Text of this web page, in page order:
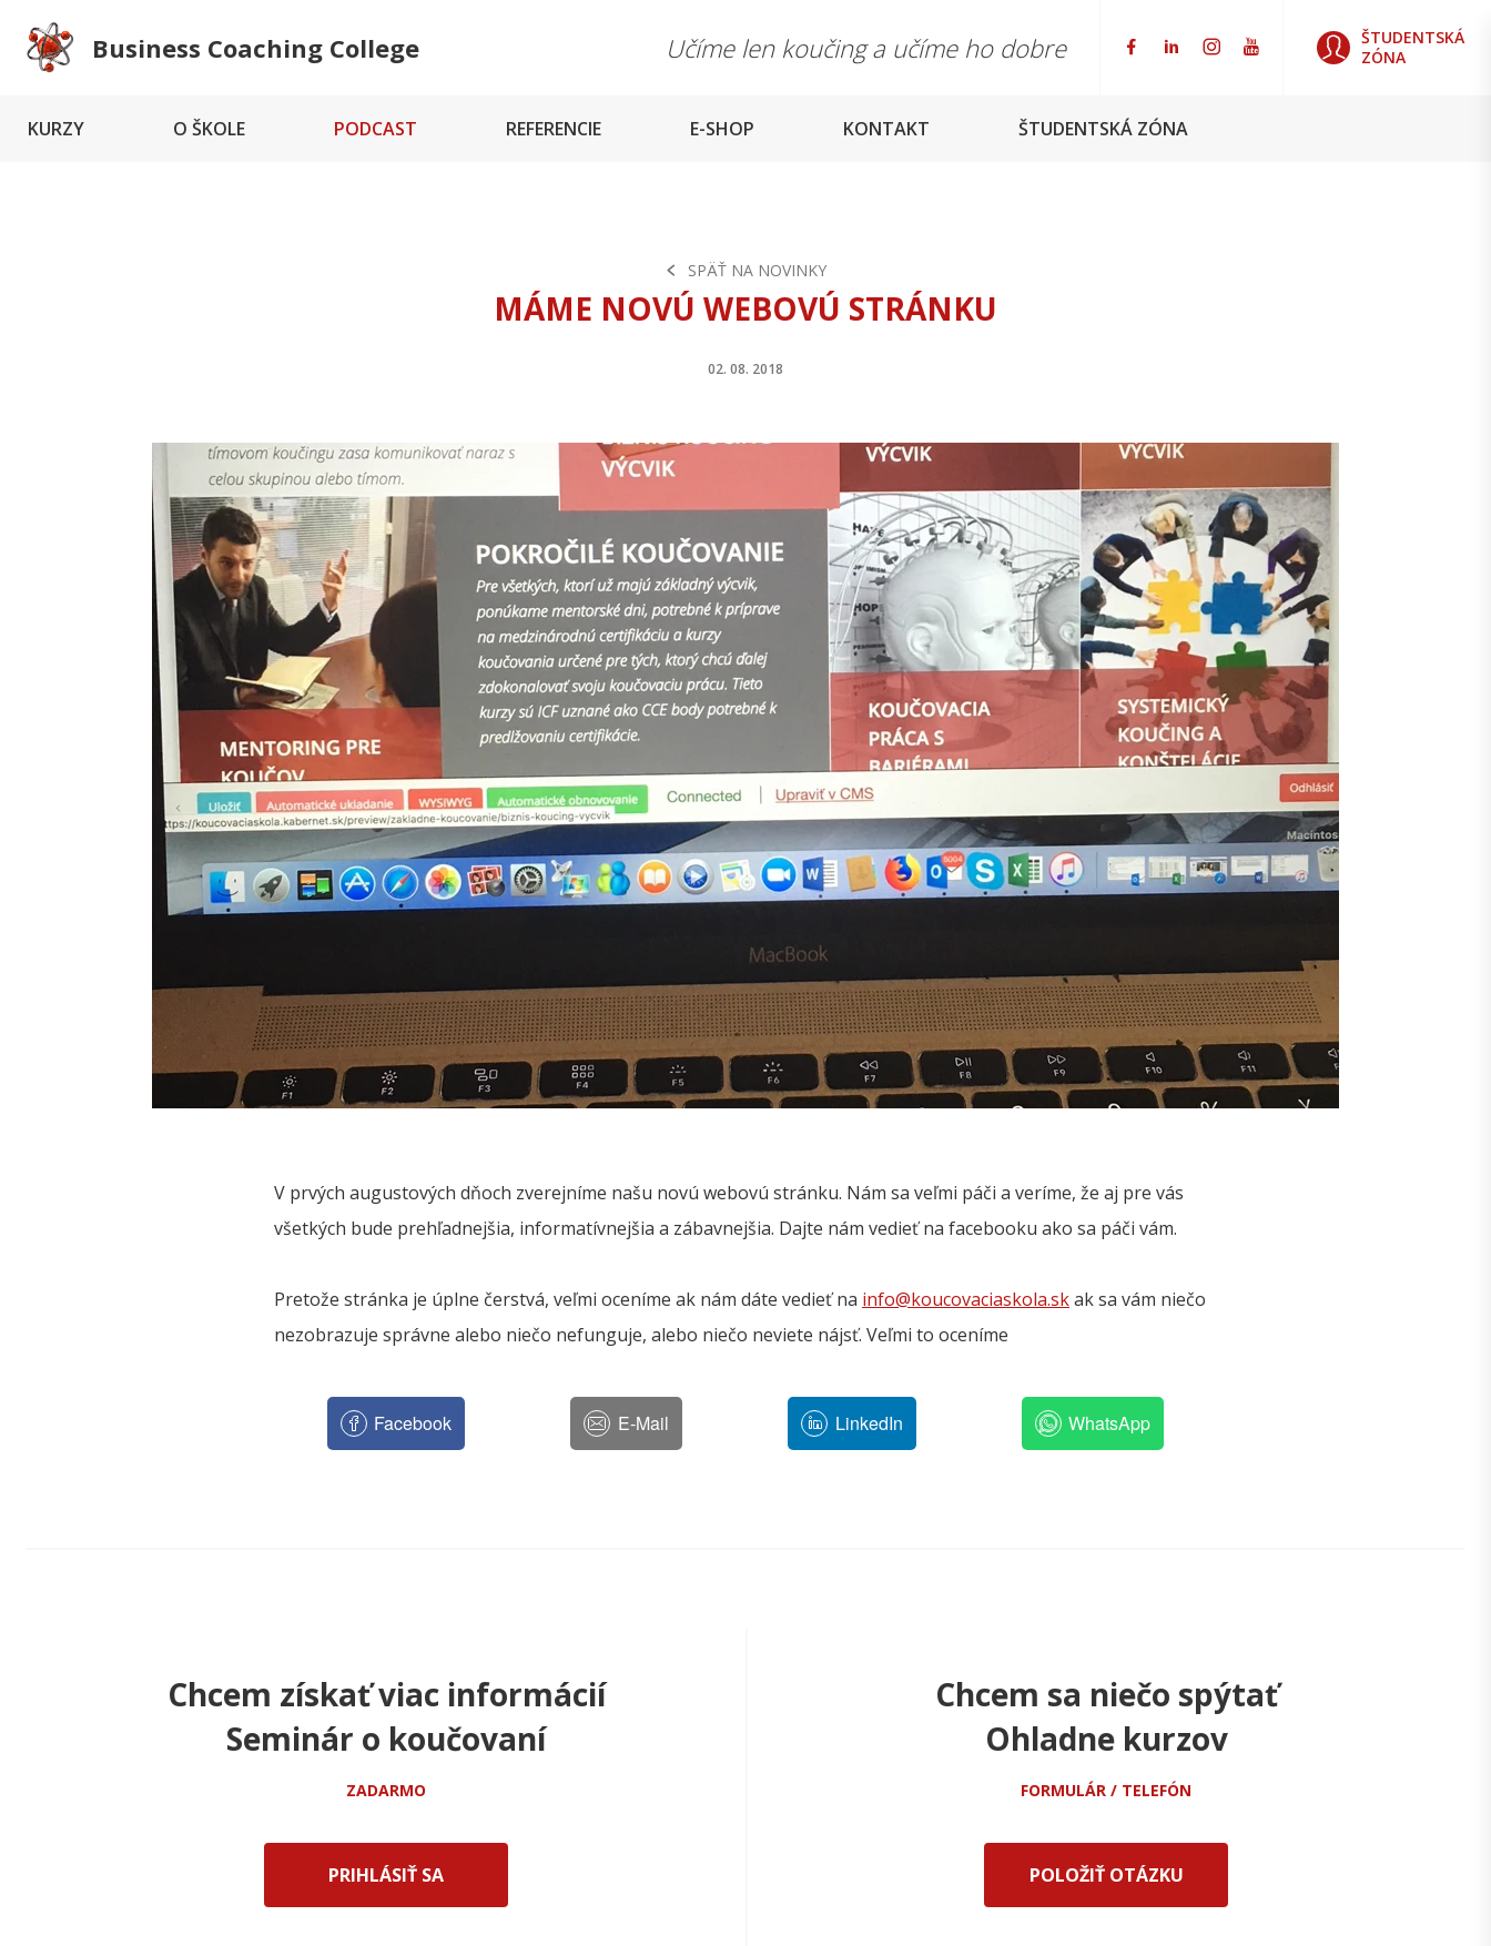
Business Coaching College Učíme len koučing a učíme ho dobre
ŠTUDENTSKÁ
ZÓNA
KURZY O ŠKOLE PODCAST REFERENCIE E-SHOP KONTAKT ŠTUDENTSKÁ ZÓNA
SPÄŤ NA NOVINKY
MÁME NOVÚ WEBOVÚ STRÁNKU
02. 08. 2018
V prvých augustových dňoch zverejníme našu novú webovú stránku. Nám sa veľmi páči a veríme, že aj pre vás
všetkých bude prehľadnejšia, informatívnejšia a zábavnejšia. Dajte nám vedieť na facebooku ako sa páči vám.
Pretože stránka je úplne čerstvá, veľmi oceníme ak nám dáte vedieť na info@koucovaciaskola.skak sa vám niečo
nezobrazuje správne alebo niečo nefunguje, alebo niečo neviete nájsť. Veľmi to oceníme
Facebook E-Mail LinkedIn WhatsApp
Chcem získať viac informácií
Seminár o koučovaní
ZADARMO
PRIHLÁSIŤ SA
Chcem sa niečo spýtať
Ohladne kurzov
FORMULÁR / TELEFÓN
POLOŽIŤ OTÁZKU